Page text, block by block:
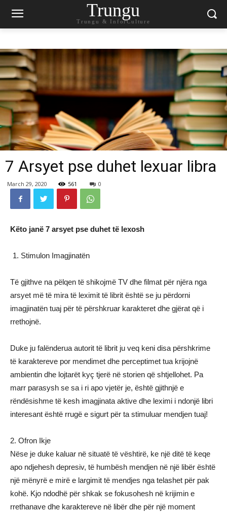
Trungu
Trungu & InforCulture
7 Arsyet pse duhet lexuar libra
March 29, 2020 561 0
Këto janë 7 arsyet pse duhet të lexosh
Stimulon Imagjinatën
Të gjithve na pëlqen të shikojmë TV dhe filmat për njëra nga
arsyet më të mira të leximit të librit është se ju përdorni
imagjinatën tuaj për të përshkruar karakteret dhe gjërat që i
rrethojnë.
Duke ju falënderua autorit të librit ju veq keni disa përshkrime
të karaktereve por mendimet dhe perceptimet tua krijojnë
ambientin dhe lojtarët kyç tjerë në storien që shtjellohet. Pa
marr parasysh se sa i ri apo vjetër je, është gjithnjë e
rëndësishme të kesh imagjinata aktive dhe leximi i ndonjë libri
interesant është rrugë e sigurt për ta stimuluar mendjen tuaj!
2. Ofron Ikje
Nëse je duke kaluar në situatë të vështirë, ke një ditë të keqe
apo ndjehesh depresiv, të humbësh mendjen në një libër është
një mënyrë e mirë e largimit të mendjes nga telashet për pak
kohë. Kjo ndodhë për shkak se fokusohesh në krijimin e
rrethanave dhe karaktereve në libër dhe për një moment